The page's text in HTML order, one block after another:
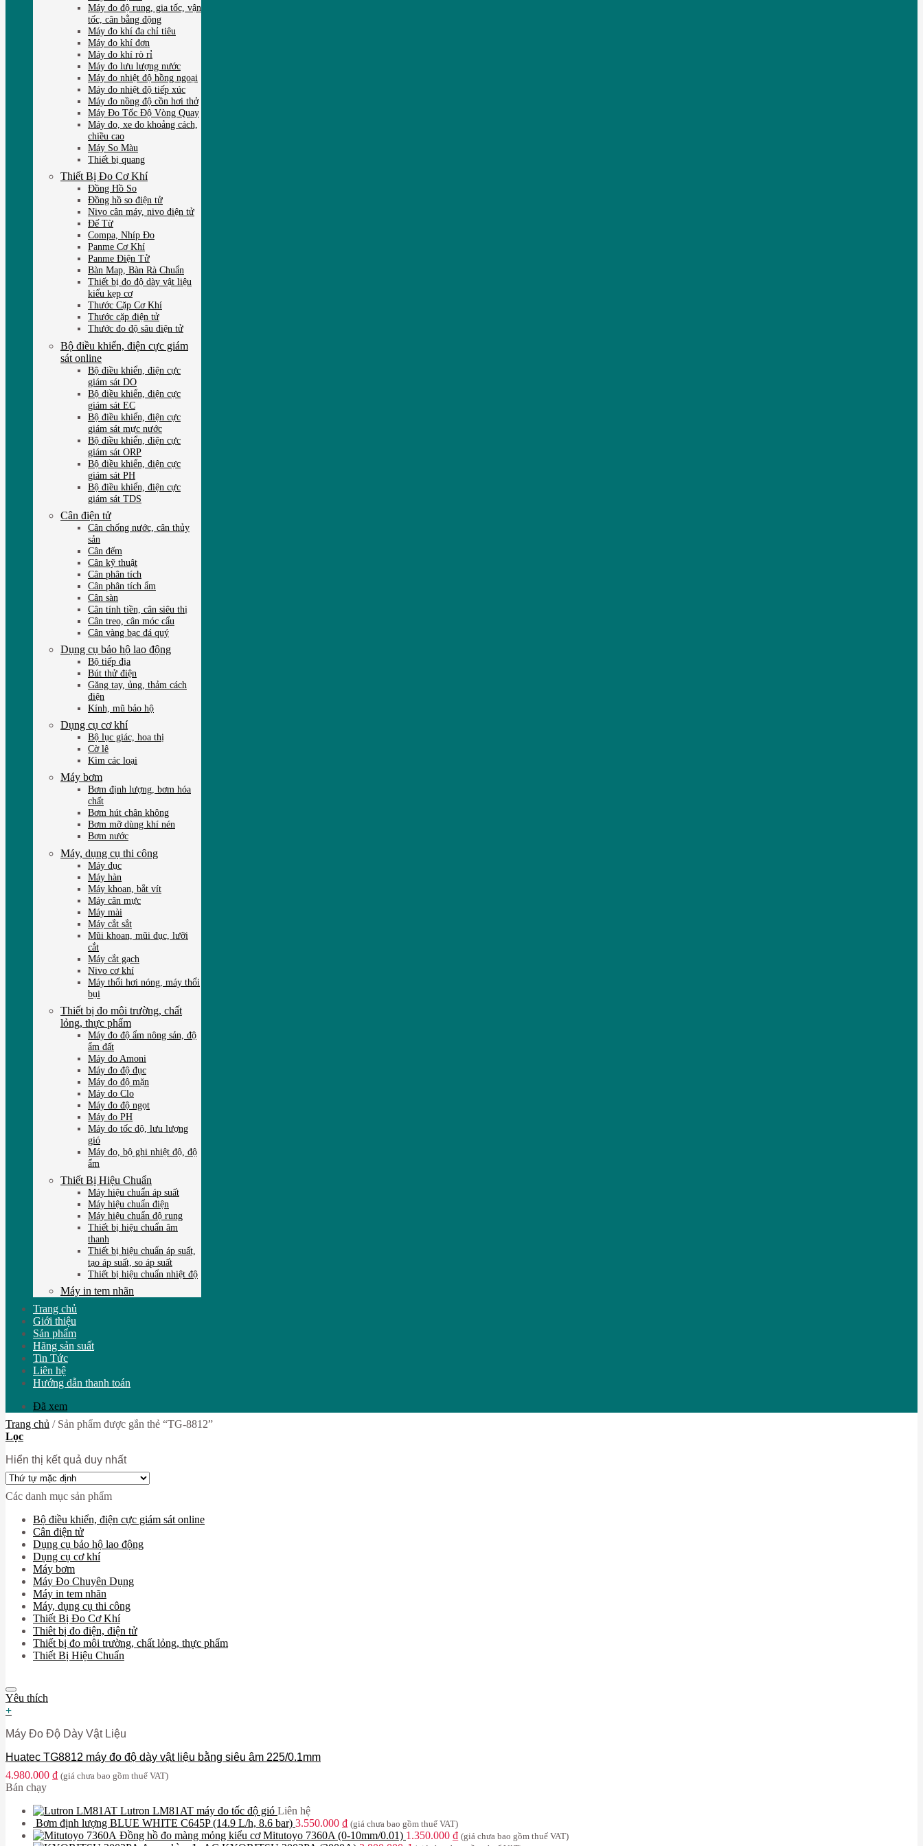
Máy đo độ rung, gia tốc, vận
tốc, cân bằng động
Máy đo khí đa chỉ tiêu
Máy đo khí đơn
Máy đo khí rò rỉ
Máy đo lưu lượng nước
Máy đo nhiệt độ hồng ngoại
Máy đo nhiệt độ tiếp xúc
Máy đo nồng độ cồn hơi thở
Máy Đo Tốc Độ Vòng Quay
Máy đo, xe đo khoảng cách,
chiều cao
Máy So Màu
Thiết bị quang
Thiết Bị Đo Cơ Khí
Đồng Hồ So
Đồng hồ so điện tử
Nivo cân máy, nivo điện tử
Đế Từ
Compa, Nhíp Đo
Panme Cơ Khí
Panme Điện Tử
Bàn Map, Bàn Rà Chuẩn
Thiết bị đo độ dày vật liệu
kiểu kẹp cơ
Thước Cặp Cơ Khí
Thước cặp điện tử
Thước đo độ sâu điện tử
Bộ điều khiển, điện cực giám
sát online
Bộ điều khiển, điện cực
giám sát DO
Bộ điều khiển, điện cực
giám sát EC
Bộ điều khiển, điện cực
giám sát mực nước
Bộ điều khiển, điện cực
giám sát ORP
Bộ điều khiển, điện cực
giám sát PH
Bộ điều khiển, điện cực
giám sát TDS
Cân điện tử
Cân chống nước, cân thủy
sản
Cân đếm
Cân kỹ thuật
Cân phân tích
Cân phân tích ẩm
Cân sàn
Cân tính tiền, cân siêu thị
Cân treo, cân móc cẩu
Cân vàng bạc đá quý
Dụng cụ bảo hộ lao động
Bộ tiếp địa
Bút thử điện
Găng tay, ủng, thảm cách
điện
Kính, mũ bảo hộ
Dụng cụ cơ khí
Bộ lục giác, hoa thị
Cờ lê
Kìm các loại
Máy bơm
Bơm định lượng, bơm hóa
chất
Bơm hút chân không
Bơm mỡ dùng khí nén
Bơm nước
Máy, dụng cụ thi công
Máy đục
Máy hàn
Máy khoan, bắt vít
Máy cân mực
Máy mài
Máy cắt sắt
Mũi khoan, mũi đục, lưỡi
cắt
Máy cắt gạch
Nivo cơ khí
Máy thổi hơi nóng, máy thổi
bụi
Thiết bị đo môi trường, chất
lỏng, thực phẩm
Máy đo độ ẩm nông sản, độ
ẩm đất
Máy đo Amoni
Máy đo độ đục
Máy đo độ mặn
Máy đo Clo
Máy đo độ ngọt
Máy đo PH
Máy đo tốc độ, lưu lượng
gió
Máy đo, bộ ghi nhiệt độ, độ
ẩm
Thiết Bị Hiệu Chuẩn
Máy hiệu chuẩn áp suất
Máy hiệu chuẩn điện
Máy hiệu chuẩn độ rung
Thiết bị hiệu chuẩn âm
thanh
Thiết bị hiệu chuẩn áp suất,
tạo áp suất, so áp suất
Thiết bị hiệu chuẩn nhiệt độ
Máy in tem nhãn
Trang chủ
Giới thiệu
Sản phẩm
Hãng sản suất
Tin Tức
Liên hệ
Hướng dẫn thanh toán
Đã xem
Trang chủ /Sản phẩm được gắn thẻ “TG-8812”
Lọc
Hiển thị kết quả duy nhất
Các danh mục sản phẩm
Bộ điều khiển, điện cực giám sát online
Cân điện tử
Dụng cụ bảo hộ lao động
Dụng cụ cơ khí
Máy bơm
Máy Đo Chuyên Dụng
Máy in tem nhãn
Máy, dụng cụ thi công
Thiết Bị Đo Cơ Khí
Thiêt bị đo điện, điện tử
Thiết bị đo môi trường, chất lỏng, thực phẩm
Thiết Bị Hiệu Chuẩn
Yêu thích
+
Máy Đo Độ Dày Vật Liệu
Huatec TG8812 máy đo độ dày vật liệu bằng siêu âm 225/0.1mm
4.980.000 ₫ (giá chưa bao gồm thuế VAT)
Bán chạy
Lutron LM81AT máy đo tốc độ gió Liên hệ
Bơm định lượng BLUE WHITE C645P (14.9 L/h, 8.6 bar) 3.550.000 ₫ (giá chưa bao gồm thuế VAT)
Đồng hồ đo màng mỏng kiểu cơ Mitutoyo 7360A (0-10mm/0.01) 1.350.000 ₫ (giá chưa bao gồm thuế VAT)